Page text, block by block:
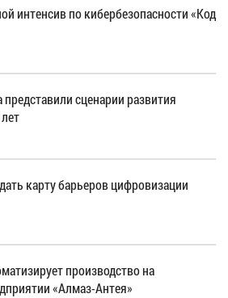
интенсив по кибербезопасности «Код
сценарии развития
карту барьеров цифровизации
производство на
«Алмаз-Антея»